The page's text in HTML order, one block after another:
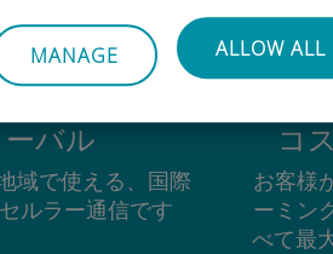
MANAGE ALLOW ALL
バル
域で使える、国際
ルラー通信です
コ
お客様
ーミン
べて最